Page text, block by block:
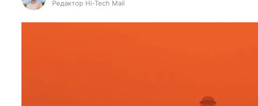
Редактор Hi-Tech Mail